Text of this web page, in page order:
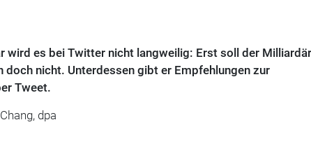
wird es bei Twitter nicht langweilig: Erst soll der
doch nicht. Unterdessen gibt er Empfehlungen zur
Tweet.
dpa